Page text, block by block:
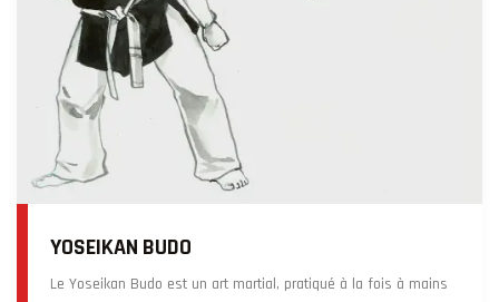
YOSEIKAN BUDO
Le Yoseikan Budo est un art martial, pratiqué à la fois à mains